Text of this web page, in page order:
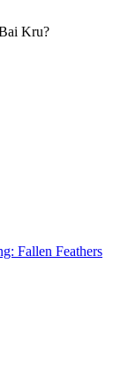
Kru?
Fallen Feathers